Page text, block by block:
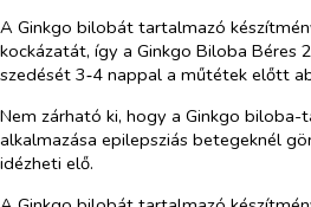
A Ginkgo bilobát tartalmazó
kockázatát, így a Ginkgo Biloba Béres
szedését 3‑4 nappal a műtétek előtt
Nem zárható ki, hogy a Ginkgo
alkalmazása epilepsziás betegeknél
idézheti elő.